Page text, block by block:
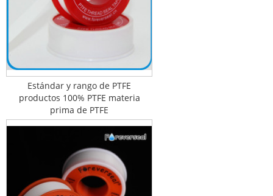
Estándar y rango de PTFE
productos 100% PTFE materia
prima de PTFE